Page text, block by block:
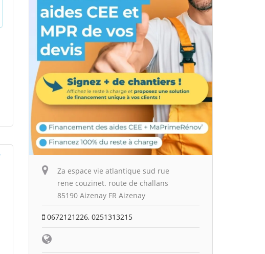
Za espace vie atlantique sud rue
rene couzinet. route de challans
85190 Aizenay FR Aizenay
0672121226, 0251313215